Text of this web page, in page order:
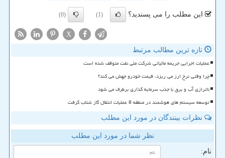
این مطلب را می پسندید؟ (1)
(0)
X
تازه ترین مطالب مرتبط
عملیات اجرایی جریمه مالیاتی شرکت ملی نفت متوقف شده است
چرا وقتی نرخ ارز می ریزد، قیمت خودرو جهش می کند؟
ناترازی آب و برق با جذب سرمایه گذاری برطرف می شود
توسعه سیستم های هوشمند در منطقه 8 عملیات انتقال گاز شتاب گرفت
نظرات بینندگان در مورد این مطلب
نظر شما در مورد این مطلب
نام: